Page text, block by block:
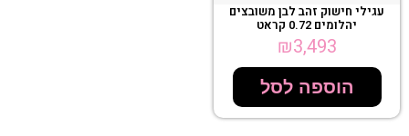
עגילי חישוק זהב לבן משובצים
יהלומים 0.72 קראט
₪3,493
הוספה לסל